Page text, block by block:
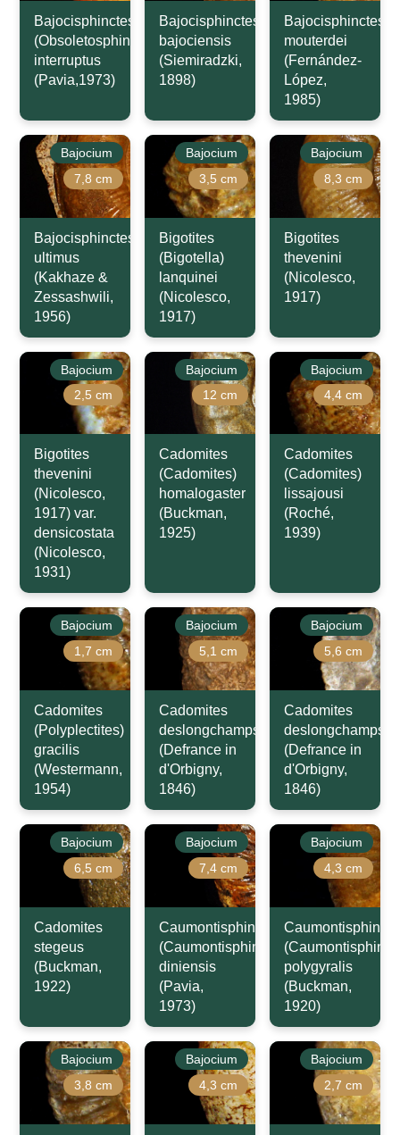
Bajocisphinctes
(Obsoletosphinctes)
interruptus
(Pavia,1973)
Bajocisphinctes
bajociensis
(Siemiradzki,
1898)
Bajocisphinctes
mouterdei
(Fernández-
López,
1985)
Bajocium
7,8 cm
Bajocisphinctes
ultimus
(Kakhaze &
Zessashwili,
1956)
Bajocium
3,5 cm
Bigotites
(Bigotella)
lanquinei
(Nicolesco,
1917)
Bajocium
8,3 cm
Bigotites
thevenini
(Nicolesco,
1917)
Bajocium
2,5 cm
Bigotites
thevenini
(Nicolesco,
1917) var.
densicostata
(Nicolesco,
1931)
Bajocium
12 cm
Cadomites
(Cadomites)
homalogaster
(Buckman,
1925)
Bajocium
4,4 cm
Cadomites
(Cadomites)
lissajousi
(Roché,
1939)
Bajocium
1,7 cm
Cadomites
(Polyplectites)
gracilis
(Westermann,
1954)
Bajocium
5,1 cm
Cadomites
deslongchampsi
(Defrance in
d'Orbigny,
1846)
Bajocium
5,6 cm
Cadomites
deslongchampsi
(Defrance in
d'Orbigny,
1846)
Bajocium
6,5 cm
Cadomites
stegeus
(Buckman,
1922)
Bajocium
7,4 cm
Caumontisphinctes
(Caumontisphinctes)
diniensis
(Pavia,
1973)
Bajocium
4,3 cm
polygyralis
(Buckman,
1920)
Bajocium
3,8 cm
Bajocium
4,3 cm
Bajocium
2,7 cm